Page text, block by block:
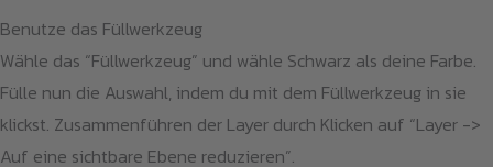
Benutze das Füllwerkzeug
Wähle das “Füllwerkzeug” und wähle Schwarz als deine Farbe.
Fülle nun die Auswahl, indem du mit dem Füllwerkzeug in sie
klickst. Zusammenführen der Layer durch Klicken auf “Layer ->
Auf eine sichtbare Ebene reduzieren”.